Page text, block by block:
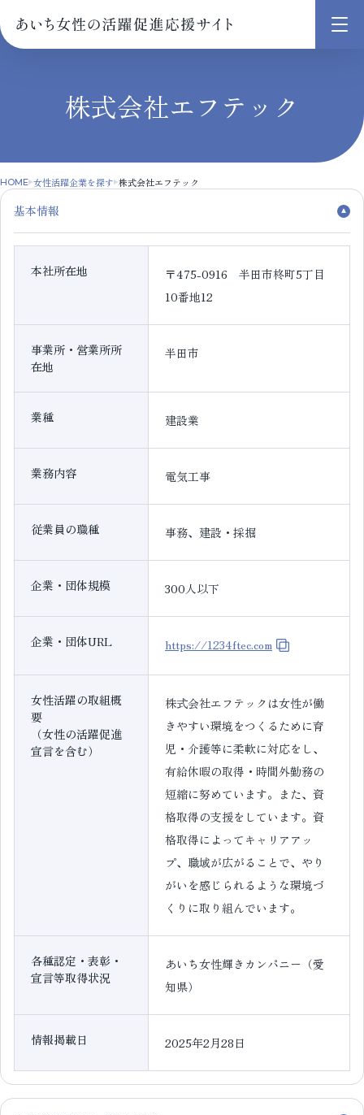
メ
株式会社エフテック
HOME 女性活躍企業を探す 株式会社エフテック
基本情報
本社所在地
〒475-0916 半田市柊町5丁目
10番地12
事業所・営業所所
在地
半田市
業種 建設業
業務内容 電気工事
従業員の職種 事務、建設・採掘
企業・団体規模 300人以下
企業・団体URL https://1234ftec.com
女性活躍の取組概
要
（女性の活躍促進
宣言を含む）
株式会社エフテックは女性が働
きやすい環境をつくるために育
児・介護等に柔軟に対応をし、
有給休暇の取得・時間外勤務の
短縮に努めています。また、資
格取得の支援をしています。資
格取得によってキャリアアッ
プ、職域が広がることで、やり
がいを感じられるような環境づ
くりに取り組んでいます。
各種認定・表彰・
宣言等取得状況
あいち女性輝きカンパニー（愛
知県）
情報掲載日 2025年2月28日